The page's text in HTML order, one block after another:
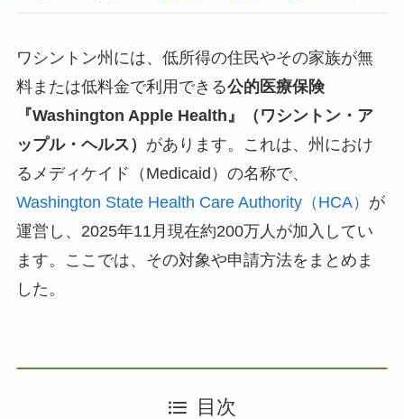
ワシントン州には、低所得の住民やその家族が無
料または低料金で利用できる公的医療保険
『Washington Apple Health』（ワシントン・ア
ップル・ヘルス） があります。これは、州におけ
るメディケイド（Medicaid）の名称で、
Washington State Health Care Authority（HCA） が
運営し、2025年11月現在約200万人が加入してい
ます。ここでは、その対象や申請方法をまとめま
した。
目次